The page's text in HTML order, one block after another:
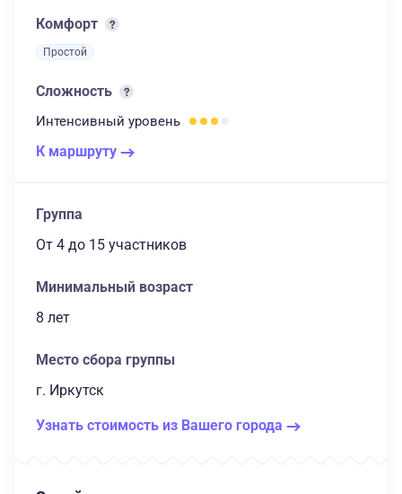
Комфорт
Простой
Сложность
Интенсивный уровень
К маршруту
Группа
От 4 до 15 участников
Минимальный возраст
8 лет
Место сбора группы
г. Иркутск
Узнать стоимость из Вашего города